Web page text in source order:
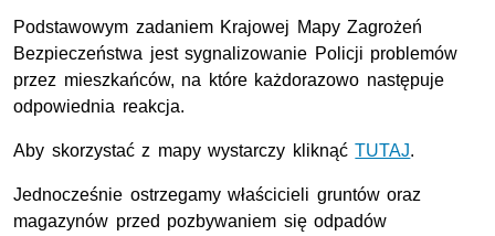
Podstawowym zadaniem Krajowej Mapy Zagrożeń
Bezpieczeństwa jest sygnalizowanie Policji problemów
przez mieszkańców, na które każdorazowo następuje
odpowiednia reakcja.
Aby skorzystać z mapy wystarczy kliknąćTUTAJ.
Jednocześnie ostrzegamy właścicieli gruntów oraz
magazynów przed pozbywaniem się odpadów